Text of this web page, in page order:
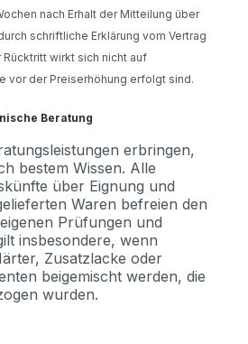
nach Erhalt der Mitteilung über
schriftliche Erklärung vom Vertrag
wirkt sich nicht auf
vor der Preiserhöhung erfolgt sind.
Beratung
erbringen,
bestem Wissen. Alle
über Eignung und
Waren befreien den
Prüfungen und
insbesondere, wenn
Zusatzlacke oder
beigemischt werden, die
wurden.